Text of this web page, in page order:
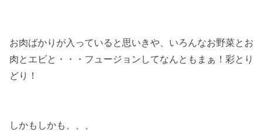
お肉ばかりが入っていると思いきや、いろんなお野菜とお
肉とエビと・・・フュージョンしてなんともまぁ！彩とり
どり！
しかもしかも、、、